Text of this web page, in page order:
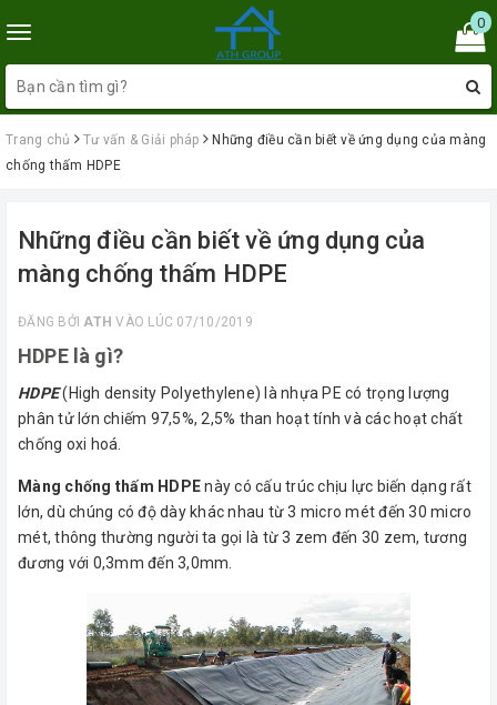
Toggle
navigation
0
Trang chủ Tư vấn & Giải pháp
Những điều cần biết về ứng dụng của màng
chống thấm HDPE
Những điều cần biết về ứng dụng của
màng chống thấm HDPE
ĐĂNG BỞIATH VÀO LÚC 07/10/2019
HDPE là gì?
HDPE(High density Polyethylene) là nhựa PE có trọng lượng
phân tử lớn chiếm 97,5%, 2,5% than hoạt tính và các hoạt chất
chống oxi hoá.
Màng chống thấm HDPEnày có cấu trúc chịu lực biến dạng rất
lớn, dù chúng có độ dày khác nhau từ 3 micro mét đến 30 micro
mét, thông thường người ta gọi là từ 3 zem đến 30 zem, tương
đương với 0,3mm đến 3,0mm.